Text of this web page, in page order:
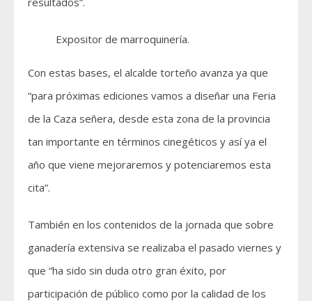
Expositor de marroquinería.
Con estas bases, el alcalde torteño avanza ya que
“para próximas ediciones vamos a diseñar una Feria
de la Caza señera, desde esta zona de la provincia
tan importante en términos cinegéticos y así ya el
año que viene mejoraremos y potenciaremos esta
cita”.
También en los contenidos de la jornada que sobre
ganadería extensiva se realizaba el pasado viernes y
que “ha sido sin duda otro gran éxito, por
participación de público como por la calidad de los